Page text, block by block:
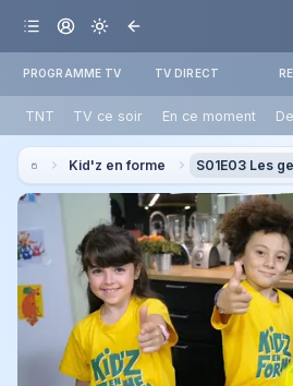
PROGRAMME TV TV DIRECT
TNT TV ce soir En ce moment
Kid'z en forme S01E03 Les